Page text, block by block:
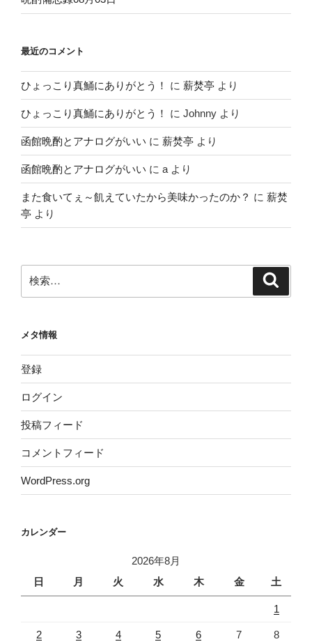
最近のコメント
ひょっこり真鯒にありがとう！ に 薪焚亭 より
ひょっこり真鯒にありがとう！ に Johnny より
函館晩酌とアナログがいい に 薪焚亭 より
函館晩酌とアナログがいい に a より
また食いてぇ～飢えていたから美味かったのか？ に 薪焚
亭 より
索:
メタ情報
登録
ログイン
投稿フィード
コメントフィード
WordPress.org
カレンダー
2026年8月
日
月 火 水 木 金 土
1
2 3 4 5 6 7 8